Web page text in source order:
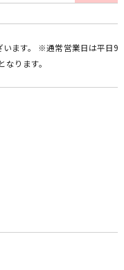
ます。 ※通常営業日は平日9
ります。